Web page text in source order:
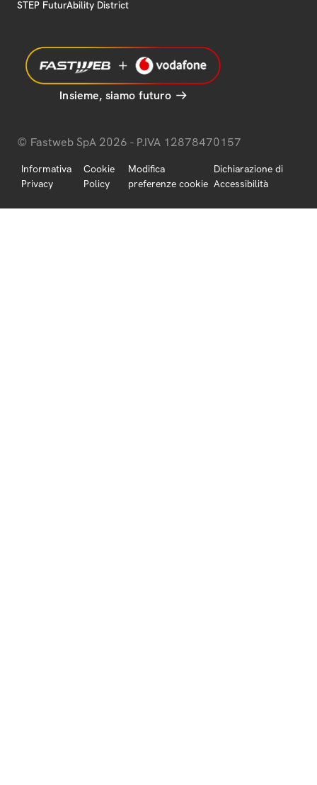
STEP FuturAbility District
Insieme, siamo futuro
© Fastweb SpA 2026 - P.IVA 12878470157
Informativa
Privacy
Cookie
Policy
Modifica
preferenze cookie
Dichiarazione di
Accessibilità